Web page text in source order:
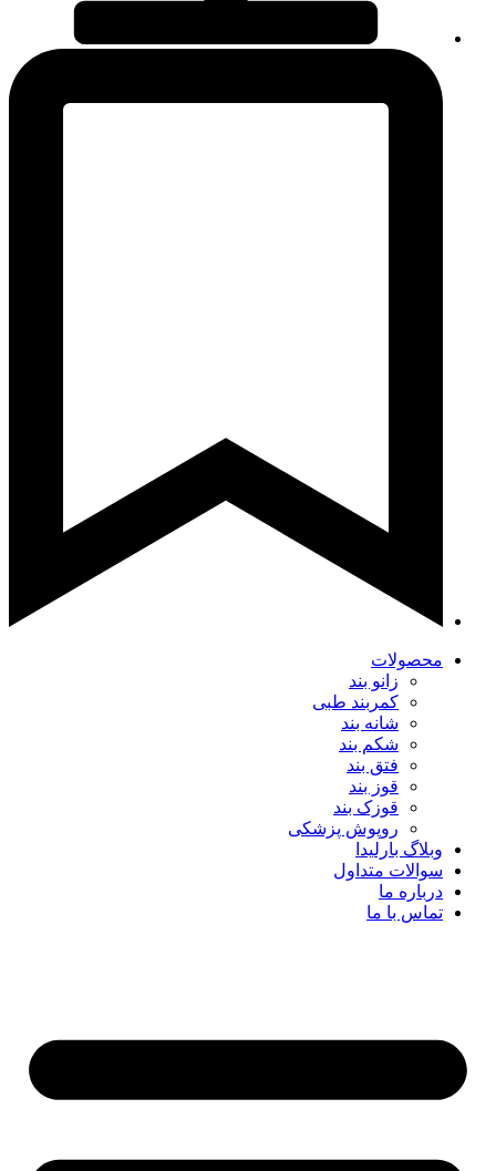
محصولات
زانو بند
کمربند طبی
شانه بند
شکم بند
فتق بند
قوز بند
قوزک بند
روپوش پزشکی
وبلاگ بارلیدا
سوالات متداول
درباره ما
تماس با ما